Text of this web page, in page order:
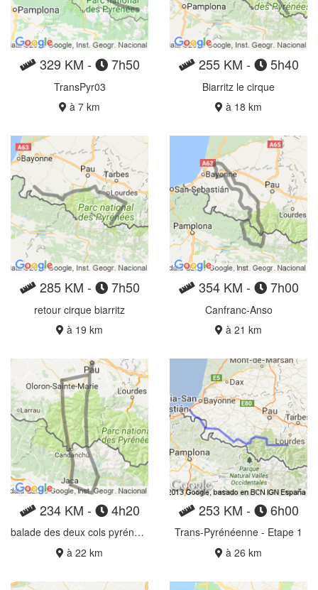
329 KM - 7h50
TransPyr03
à 7 km
255 KM - 5h40
Biarritz le cirque
à 18 km
285 KM - 7h50
retour cirque biarritz
à 19 km
354 KM - 7h00
Canfranc-Anso
à 21 km
234 KM - 4h20
balade des deux cols pyrénéen
à 22 km
253 KM - 6h00
Trans-Pyrénéenne - Etape 1
à 26 km